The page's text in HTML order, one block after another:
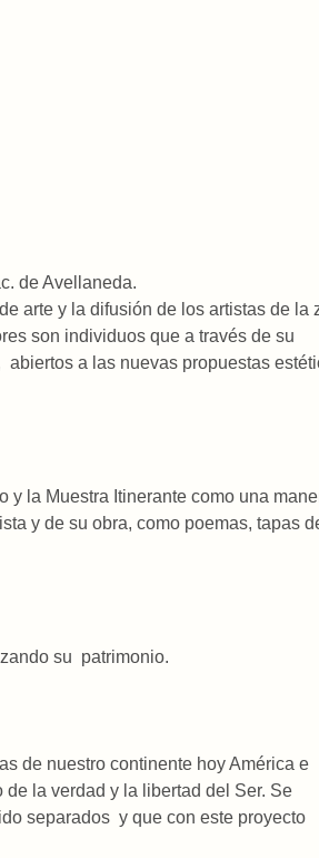
de Avellaneda.
arte y la difusión de los artistas de la
son individuos que a través de su
a las nuevas propuestas
la Muestra Itinerante como una
y de su obra, como poemas, tapas
su patrimonio.
de nuestro continente hoy América e
la verdad y la libertad del Ser. Se
separados y que con este proyecto